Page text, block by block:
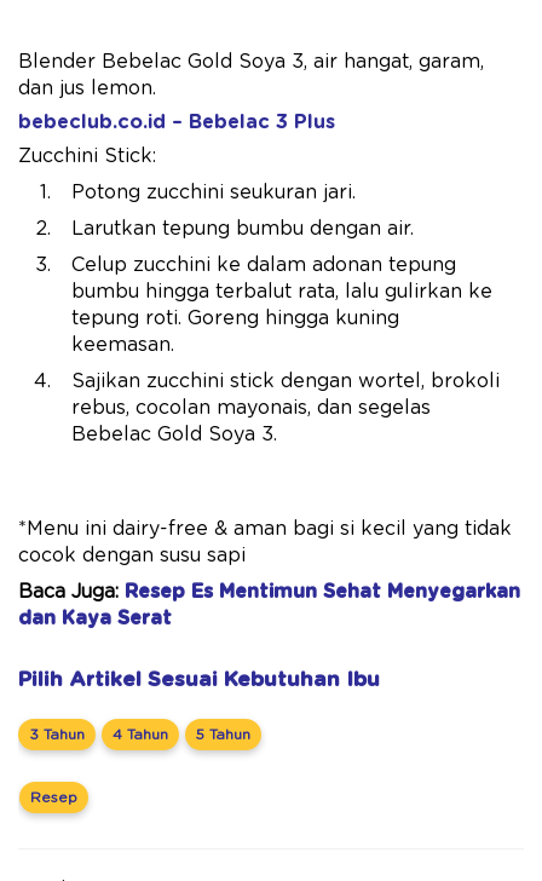
Blender Bebelac Gold Soya 3, air hangat, garam,
dan jus lemon.
bebeclub.co.id – Bebelac 3 Plus
Zucchini Stick:
Potong zucchini seukuran jari.
Larutkan tepung bumbu dengan air.
Celup zucchini ke dalam adonan tepung
bumbu hingga terbalut rata, lalu gulirkan ke
tepung roti. Goreng hingga kuning
keemasan.
Sajikan zucchini stick dengan wortel, brokoli
rebus, cocolan mayonais, dan segelas
Bebelac Gold Soya 3.
*Menu ini dairy-free & aman bagi si kecil yang tidak
cocok dengan susu sapi
Baca Juga: Resep Es Mentimun Sehat Menyegarkan
dan Kaya Serat
Pilih Artikel Sesuai Kebutuhan Ibu
3 Tahun 4 Tahun 5 Tahun
Resep